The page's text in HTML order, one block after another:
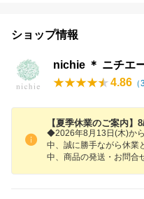
ショップ情報
nichie ＊ ニチエ
4.86 （
◆2026年8月13日(木)か
中、誠に勝手ながら休業
中、商品の発送・お問合